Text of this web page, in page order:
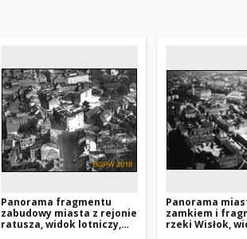
Panorama fragmentu
zabudowy miasta z rejonie
ratusza, widok lotniczy,
Panorama
zamkiem i
rzeki Wisłok,